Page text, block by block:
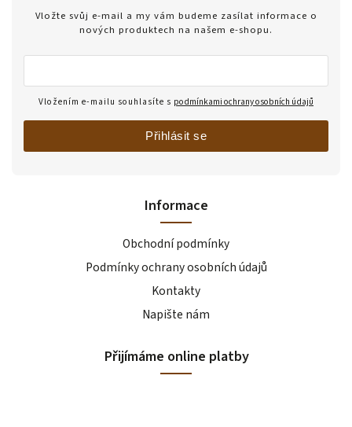
Informace
Obchodní podmínky
Podmínky ochrany osobních údajů
Kontakty
Napište nám
Přijímáme online platby
Vložte svůj e-mail a my vám budeme zasílat informace o
nových produktech na našem e-shopu.
Vložením e-mailu souhlasíte s podmínkami ochrany osobních údajů
Přihlásit se